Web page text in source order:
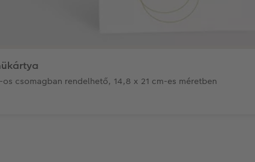
csomagban rendelhető, 14,8 x 21 cm-es méretben